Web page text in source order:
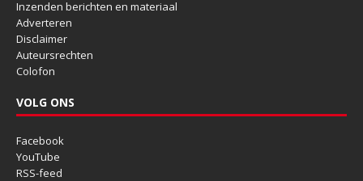
Inzenden berichten en materiaal
Adverteren
Disclaimer
Auteursrechten
Colofon
VOLG ONS
Facebook
YouTube
RSS-feed